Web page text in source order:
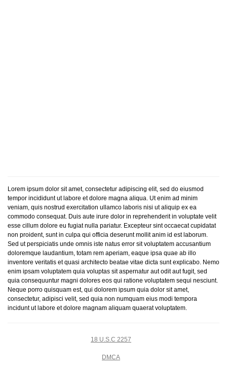
Lorem ipsum dolor sit amet, consectetur adipiscing elit, sed do eiusmod
tempor incididunt ut labore et dolore magna aliqua. Ut enim ad minim
veniam, quis nostrud exercitation ullamco laboris nisi ut aliquip ex ea
commodo consequat. Duis aute irure dolor in reprehenderit in voluptate velit
esse cillum dolore eu fugiat nulla pariatur. Excepteur sint occaecat cupidatat
non proident, sunt in culpa qui officia deserunt mollit anim id est laborum.
Sed ut perspiciatis unde omnis iste natus error sit voluptatem accusantium
doloremque laudantium, totam rem aperiam, eaque ipsa quae ab illo
inventore veritatis et quasi architecto beatae vitae dicta sunt explicabo. Nemo
enim ipsam voluptatem quia voluptas sit aspernatur aut odit aut fugit, sed
quia consequuntur magni dolores eos qui ratione voluptatem sequi nesciunt.
Neque porro quisquam est, qui dolorem ipsum quia dolor sit amet,
consectetur, adipisci velit, sed quia non numquam eius modi tempora
incidunt ut labore et dolore magnam aliquam quaerat voluptatem.
18 U.S.C 2257
DMCA